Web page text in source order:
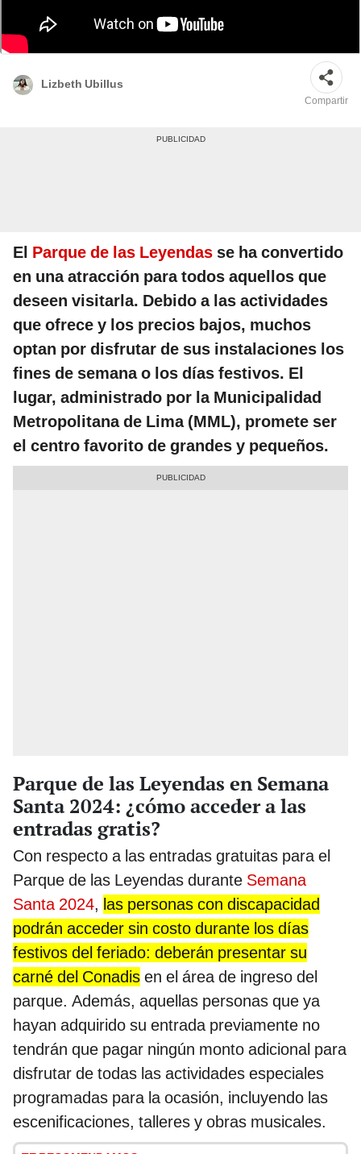
Parque de las Leyendas ha preparado una programación especial por
Semana Santa. Foto: composición LR/Difusión
Lizbeth Ubillus
Compartir
El Parque de las Leyendas se ha convertido
en una atracción para todos aquellos que
deseen visitarla. Debido a las actividades
que ofrece y los precios bajos, muchos
optan por disfrutar de sus instalaciones los
fines de semana o los días festivos. El
lugar, administrado por la Municipalidad
Metropolitana de Lima (MML), promete ser
el centro favorito de grandes y pequeños.
Parque de las Leyendas en Semana
Santa 2024: ¿cómo acceder a las
entradas gratis?
Con respecto a las entradas gratuitas para el
Parque de las Leyendas durante Semana
Santa 2024, las personas con discapacidad
podrán acceder sin costo durante los días
festivos del feriado: deberán presentar su
carné del Conadis en el área de ingreso del
parque. Además, aquellas personas que ya
hayan adquirido su entrada previamente no
tendrán que pagar ningún monto adicional para
disfrutar de todas las actividades especiales
programadas para la ocasión, incluyendo las
escenificaciones, talleres y obras musicales.